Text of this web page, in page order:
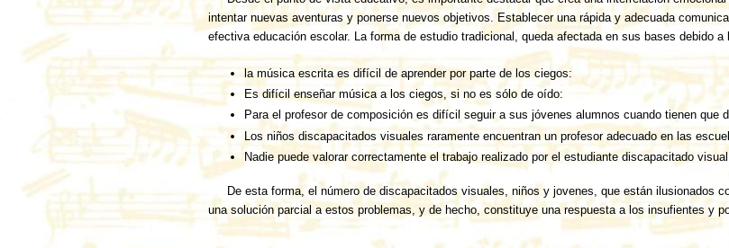
intentar nuevas aventuras y ponerse nuevos objetivos. Establecer una rápida y adecuada
efectiva educación escolar. La forma de estudio tradicional, queda afectada en sus bases debido a
la música escrita es difícil de aprender por parte de los ciegos:
Es difícil enseñar música a los ciegos, si no es sólo de oído:
Para el profesor de composición es difícil seguir a sus jóvenes alumnos cuando tienen que
Los niños discapacitados visuales raramente encuentran un profesor adecuado en las
Nadie puede valorar correctamente el trabajo realizado por el estudiante discapacitado visual.
De esta forma, el número de discapacitados visuales, niños y jovenes, que están ilusionados
una solución parcial a estos problemas, y de hecho, constituye una respuesta a los insufientes y